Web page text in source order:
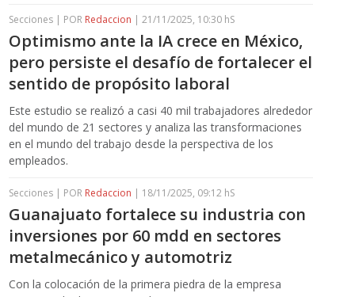
Secciones | POR Redaccion | 21/11/2025, 10:30 hS
Optimismo ante la IA crece en México,
pero persiste el desafío de fortalecer el
sentido de propósito laboral
Este estudio se realizó a casi 40 mil trabajadores alrededor
del mundo de 21 sectores y analiza las transformaciones
en el mundo del trabajo desde la perspectiva de los
empleados.
Secciones | POR Redaccion | 18/11/2025, 09:12 hS
Guanajuato fortalece su industria con
inversiones por 60 mdd en sectores
metalmecánico y automotriz
Con la colocación de la primera piedra de la empresa